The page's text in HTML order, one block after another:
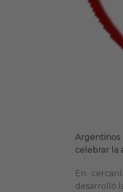
celebrar la
En
desarrolló